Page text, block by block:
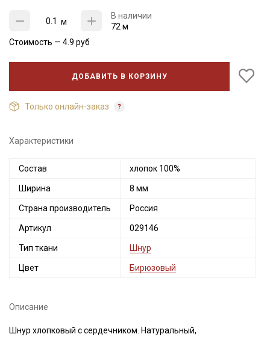
м
В наличии
72 м
Стоимость — 4.9 руб
ДОБАВИТЬ В КОРЗИНУ
Только онлайн-заказ
Характеристики
Состав хлопок 100%
Ширина 8 мм
Страна производитель Россия
Артикул 029146
Тип ткани Шнур
Цвет Бирюзовый
Описание
Шнур хлопковый с сердечником. Натуральный,
Секретная рассылка от Купава
Мы публикуем здесь дополнительные
промокоды и скидки до 30% на узкие
категории тканей
Электронная почта